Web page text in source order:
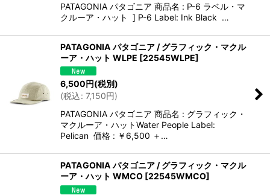
PATAGONIA パタゴニア 商品名 : P-6 ラベル・マ
クルーア・ハット ] P-6 Label: Ink Black …
PATAGONIA パタゴニア / グラフィック・マクル
ーア・ハット WLPE [22545WLPE]
6,500円(税別)
(税込: 7,150円)
PATAGONIA パタゴニア 商品名 : グラフィック・
マクルーア・ハットWater People Label:
Pelican 価格 : ￥6,500 ＋…
PATAGONIA パタゴニア / グラフィック・マクル
ーア・ハット WMCO [22545WMCO]